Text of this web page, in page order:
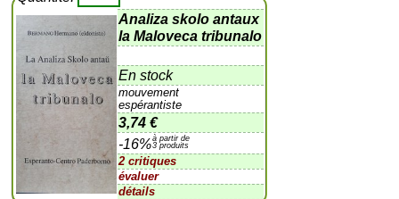
Analiza skolo antaux
la Maloveca tribunalo
En stock
mouvement
espérantiste
3,74 €
-16%à partir de
3 produits
2 critiques
évaluer
détails